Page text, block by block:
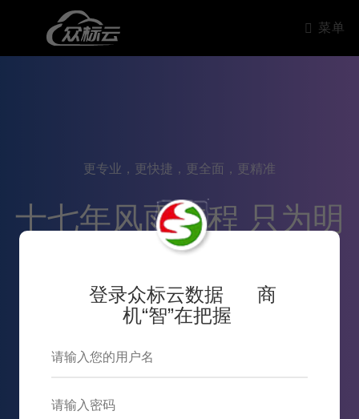
菜单
更专业，更快捷，更全面，更精准
十七年风雨兼程 只为明
天更好的服务
8
2007~2024十七年
登录众标云数据 商
机“智”在把握